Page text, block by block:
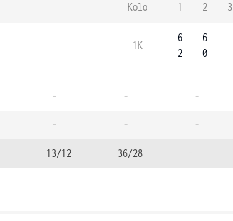
Kolo 1 2 3
1K
6
2
6
0
- - -
- - -
13/12 36/28 -